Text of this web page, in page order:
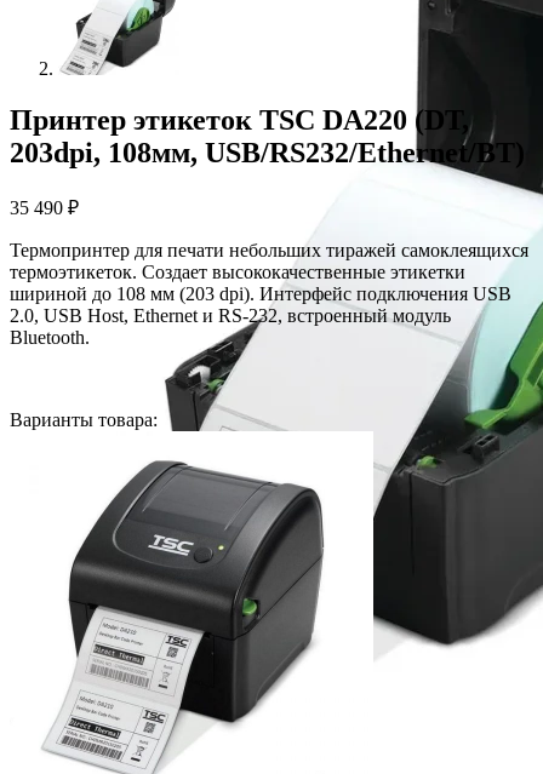
Принтер этикеток TSC DA220 (DT,
203dpi, 108мм, USB/RS232/Ethernet/BT)
35 490 ₽
Термопринтер для печати небольших тиражей самоклеящихся
термоэтикеток. Создает высококачественные этикетки
шириной до 108 мм (203 dpi). Интерфейс подключения USB
2.0, USB Host, Ethernet и RS-232, встроенный модуль
Bluetooth.
Варианты товара: